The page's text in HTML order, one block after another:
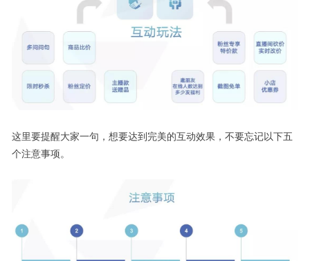
这里要提醒大家一句，想要达到完美的互动效果，不要忘记以下五
个注意事项。